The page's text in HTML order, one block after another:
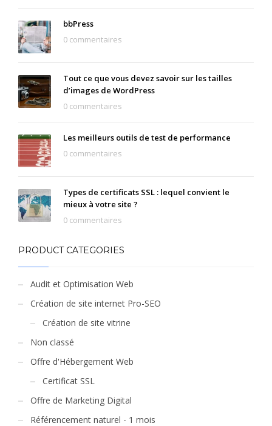
bbPress
0 commentaires
Tout ce que vous devez savoir sur les tailles
d’images de WordPress
0 commentaires
Les meilleurs outils de test de performance
0 commentaires
Types de certificats SSL : lequel convient le
mieux à votre site ?
0 commentaires
PRODUCT CATEGORIES
Audit et Optimisation Web
Création de site internet Pro-SEO
Création de site vitrine
Non classé
Offre d'Hébergement Web
Certificat SSL
Offre de Marketing Digital
Référencement naturel - 1 mois